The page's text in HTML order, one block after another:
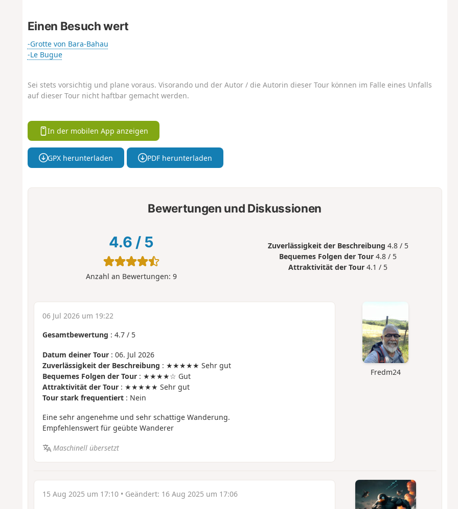
Einen Besuch wert
-Grotte von Bara-Bahau
-Le Bugue
Sei stets vorsichtig und plane voraus. Visorando und der Autor / die Autorin dieser Tour können im Falle eines Unfalls
auf dieser Tour nicht haftbar gemacht werden.
In der mobilen App anzeigen
GPX herunterladen PDF herunterladen
Bewertungen und Diskussionen
4.6 / 5
Anzahl an Bewertungen: 9
Zuverlässigkeit der Beschreibung 4.8 / 5
Bequemes Folgen der Tour 4.8 / 5
Attraktivität der Tour 4.1 / 5
Fredm24
06 Jul 2026 um 19:22
Gesamtbewertung : 4.7/ 5
Datum deiner Tour: 06. Jul 2026
Zuverlässigkeit der Beschreibung : ★★★★★ Sehr gut
Bequemes Folgen der Tour: ★★★★☆ Gut
Attraktivität der Tour: ★★★★★ Sehr gut
Tour stark frequentiert: Nein
Eine sehr angenehme und sehr schattige Wanderung.
Empfehlenswert für geübte Wanderer
Maschinell übersetzt
15 Aug 2025 um 17:10• Geändert: 16 Aug 2025 um 17:06